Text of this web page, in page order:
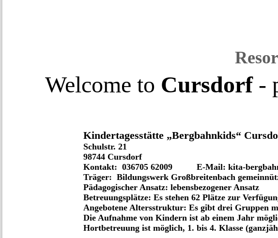
Welcome to Cursdorf-
Kindertagesstätte „Bergbahnkids“
Schulstr. 21
98744 Cursdorf
Kontakt: 036705 62009 E-Mail: kita-
Träger: Bildungswerk Großbreitenbach
Pädagogischer Ansatz: lebensbezogener Ansatz
Betreuungsplätze: Es stehen 62 Plätze zur
Angebotene Altersstruktur: Es gibt drei Gruppen
Die Aufnahme von Kindern ist ab einem Jahr
Hortbetreuung ist möglich, 1. bis 4. Klasse